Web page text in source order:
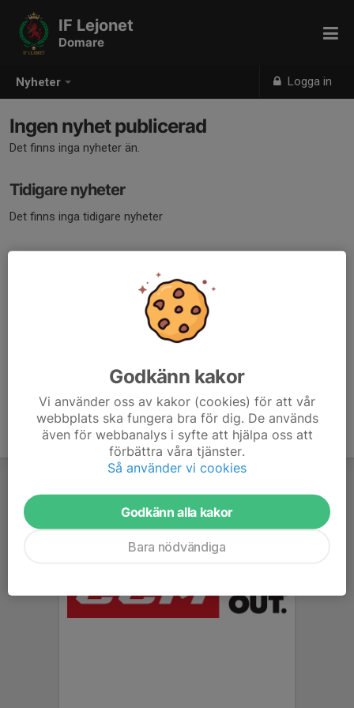
Nyheter Logga in
IF Lejonet
Domare
Ingen nyhet publicerad
Det finns inga nyheter än.
Tidigare nyheter
Det finns inga tidigare nyheter
Godkänn kakor
Vi använder oss av kakor (cookies) för att vår
webbplats ska fungera bra för dig. De används
även för webbanalys i syfte att hjälpa oss att
förbättra våra tjänster.
Så använder vi cookies
Godkänn alla kakor
Bara nödvändiga